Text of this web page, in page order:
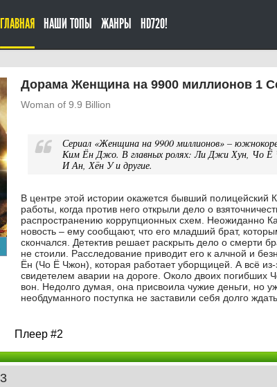
ГЛАВНАЯ НАШИ ТОПЫ ЖАНРЫ HD720!
Дорама Женщина на 9900 миллионов 1
Woman of 9.9 Billion
Сериал «Женщина на 9900 миллионов» –
Ким Ён Джо. В главных ролях: Ли Джи Хун, Чо
И Ан, Хён У и другие.
В центре этой истории окажется бывший
работы, когда против него открыли дело о
распространению коррупционных схем. Неожиданно
новость – ему сообщают, что его младший брат,
скончался. Детектив решает раскрыть дело о смерти
не стоили. Расследование приводит его к алчной и
Ён (Чо Ё Чжон), которая работает уборщицей. А всё
свидетелем аварии на дороге. Около двоих
вон. Недолго думая, она присвоила чужие деньги, но
необдуманного поступка не заставили себя долго ждать.
Плеер #2
3